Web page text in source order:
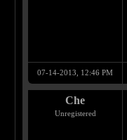
07-14-2013, 12:46 PM
Che
Unregistered